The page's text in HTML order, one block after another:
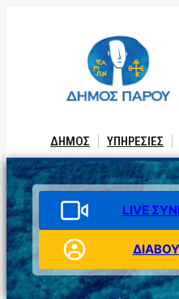
ΔΗΜΟΣ ΥΠΗΡΕΣΙΕΣ
LIVE